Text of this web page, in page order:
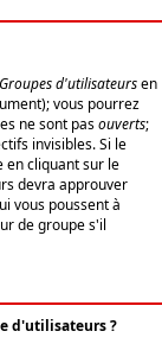
Groupes d'utilisateursen
vous pourrez
ne sont pasouverts;
invisibles. Si le
en cliquant sur le
devra approuver
vous poussent à
de groupe s'il
d'utilisateurs ?